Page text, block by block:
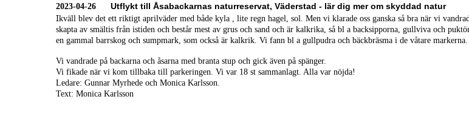
2023-04-26 Utflykt till Åsabackarnas naturreservat, Väderstad - lär dig mer om skyddad natur
Ikväll blev det ett riktigt aprilväder med både kyla , lite regn hagel, sol. Men vi klarade oss ganska så bra när vi
skapta av smältis från istiden och består mest av grus och sand och är kalkrika, så bl a backsipporna, gullviva och
en gammal barrskog och sumpmark, som också är kalkrik. Vi fann bl a gullpudra och bäckbräsma i de våtare markerna.
Vi vandrade på backarna och åsarna med branta stup och gick även på spänger.
Vi fikade när vi kom tillbaka till parkeringen. Vi var 18 st sammanlagt. Alla var nöjda!
Ledare: Gunnar Myrhede och Monica Karlsson.
Text: Monica Karlsson